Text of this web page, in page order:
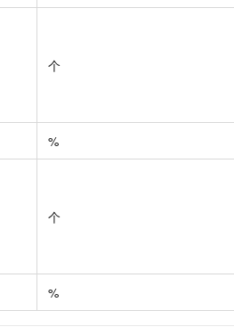
个
%
个
%